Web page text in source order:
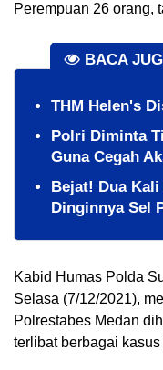
Perempuan 26 orang,
BACA
THM Helen's
Polri Diminta
Guna Cegah
​Bejat! Dua
Dinginnya Sel
Kabid Humas Polda
Selasa (7/12/2021),
Polrestabes Medan
terlibat berbagai